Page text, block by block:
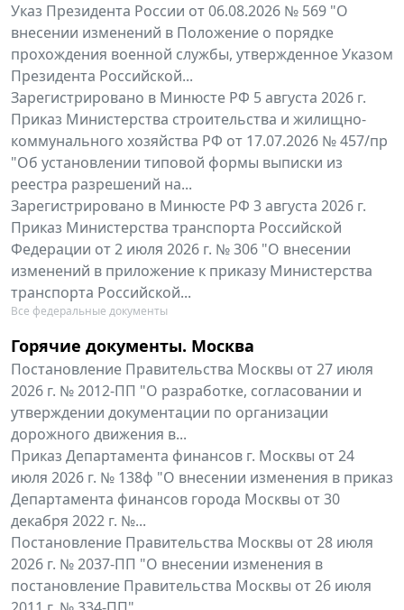
Указ Президента России от 06.08.2026 № 569 "О
внесении изменений в Положение о порядке
прохождения военной службы, утвержденное Указом
Президента Российской...
Зарегистрировано в Минюсте РФ 5 августа 2026 г.
Приказ Министерства строительства и жилищно-
коммунального хозяйства РФ от 17.07.2026 № 457/пр
"Об установлении типовой формы выписки из
реестра разрешений на...
Зарегистрировано в Минюсте РФ 3 августа 2026 г.
Приказ Министерства транспорта Российской
Федерации от 2 июля 2026 г. № 306 "О внесении
изменений в приложение к приказу Министерства
транспорта Российской...
Все федеральные документы
Горячие документы. Москва
Постановление Правительства Москвы от 27 июля
2026 г. № 2012-ПП "О разработке, согласовании и
утверждении документации по организации
дорожного движения в...
Приказ Департамента финансов г. Москвы от 24
июля 2026 г. № 138ф "О внесении изменения в приказ
Департамента финансов города Москвы от 30
декабря 2022 г. №...
Постановление Правительства Москвы от 28 июля
2026 г. № 2037-ПП "О внесении изменения в
постановление Правительства Москвы от 26 июля